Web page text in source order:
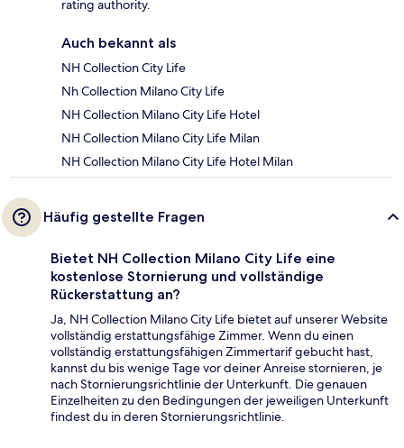
rating authority.
Auch bekannt als
NH Collection City Life
Nh Collection Milano City Life
NH Collection Milano City Life Hotel
NH Collection Milano City Life Milan
NH Collection Milano City Life Hotel Milan
Häufig gestellte Fragen
Bietet NH Collection Milano City Life eine
kostenlose Stornierung und vollständige
Rückerstattung an?
Ja, NH Collection Milano City Life bietet auf unserer Website
vollständig erstattungsfähige Zimmer. Wenn du einen
vollständig erstattungsfähigen Zimmertarif gebucht hast,
kannst du bis wenige Tage vor deiner Anreise stornieren, je
nach Stornierungsrichtlinie der Unterkunft. Die genauen
Einzelheiten zu den Bedingungen der jeweiligen Unterkunft
findest du in deren Stornierungsrichtlinie.